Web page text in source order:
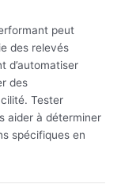
peut
des relevés
d’automatiser
des
Tester
aider à déterminer
spécifiques en